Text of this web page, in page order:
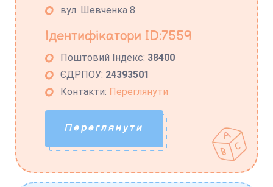
вул. Шевченка 8
Ідентифікатори ID:7559
Поштовий Індекс: 38400
ЄДРПОУ: 24393501
Контакти: Переглянути
Переглянути